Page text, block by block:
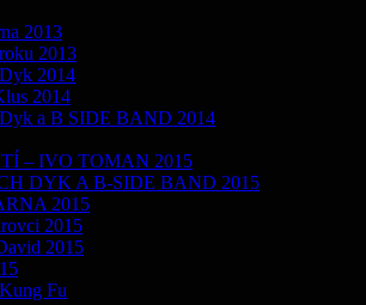
2013
2013
2014
2014
a B SIDE BAND 2014
– IVO TOMAN 2015
DYK A B-SIDE BAND 2015
2015
2015
2015
Fu